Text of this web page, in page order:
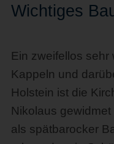
Wichtiges
Ein zweifellos
Kappeln und
Holstein ist die
Nikolaus
als spätbarocker